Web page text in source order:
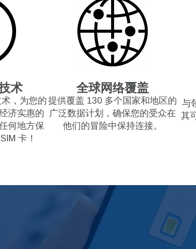
术
，为您的
济实惠的
何地方保
卡！
全球网络覆盖
提供覆盖 130 多个国家和地区的
广泛数据计划，确保您的受众在
他们的冒险中保持连接。
与
其